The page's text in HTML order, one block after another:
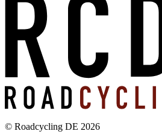
© Roadcycling DE 2026